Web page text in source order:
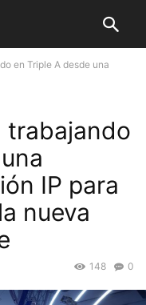
en Triple A desde una
trabajando
IP para
nueva
0
148